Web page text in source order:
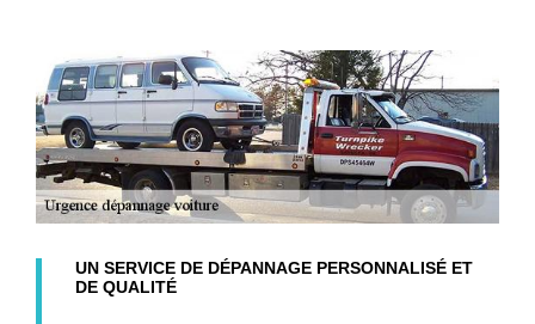
UN SERVICE DE DÉPANNAGE PERSONNALISÉ ET
DE QUALITÉ